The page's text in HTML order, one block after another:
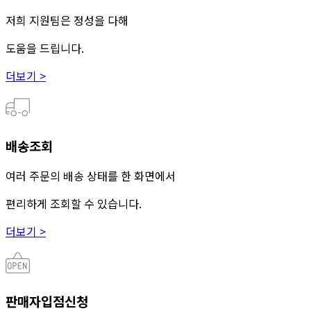
저희 지원팀은 정성을 다해
도움을 드립니다.
더보기 >
배송조회
여러 주문의 배송 상태를 한 화면에서
편리하게 조회할 수 있습니다.
더보기 >
판매자입점신청